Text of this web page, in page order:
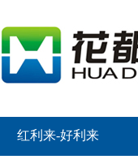
红利来-好利来